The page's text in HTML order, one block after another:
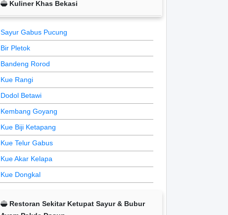
Kuliner Khas Bekasi
Sayur Gabus Pucung
Bir Pletok
Bandeng Rorod
Kue Rangi
Dodol Betawi
Kembang Goyang
Kue Biji Ketapang
Kue Telur Gabus
Kue Akar Kelapa
Kue Dongkal
Restoran Sekitar Ketupat Sayur & Bubur